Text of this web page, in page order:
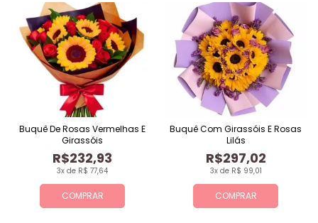
COMPRAR
3x de R$ 77,64
R$232,93
Buquê De Rosas Vermelhas E
Girassóis
COMPRAR
3x de R$ 99,01
R$297,02
Buquê Com Girassóis E Rosas
Lilás